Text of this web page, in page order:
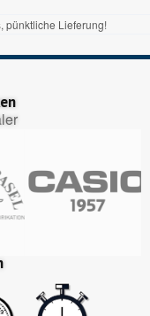
pünktliche Lieferung!